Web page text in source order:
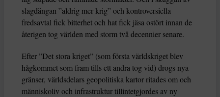
slagdängan ”aldrig mer krig” och kontroversiella
fredsavtal fick bitterhet och hat fick jäsa ostört innan de
återigen tog världen med storm två decennier senare.
Efter ”Det stora kriget” (som första världskriget blev
hågkommet som fram tills ett andra tog vid) drogs nya
gränser, världsdelars geopolitiska kartor ritades om och
människoliv och infrastruktur tillintetgjordes av ny